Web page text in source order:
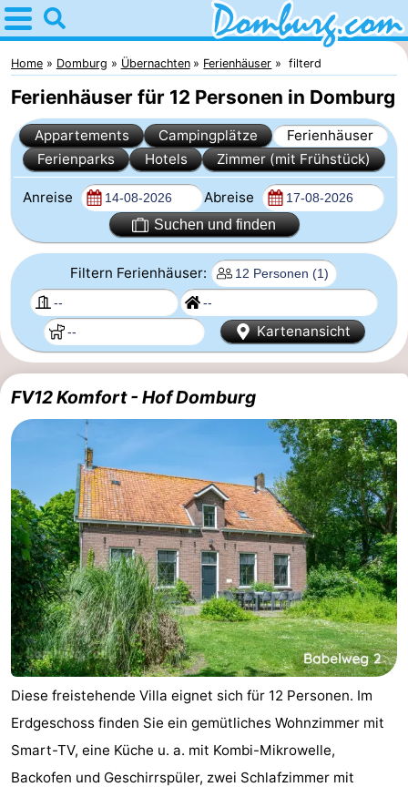
Home
Domburg
Tipps
Für
Webcam
Webcam
Strand
Übernachten
Appartements
-
Park
Loverendale
-
Résidence
Wijngaerde
Campingplätze
Ferienhäuser
-
Buitenhof
Domburg
-
Hof
Domburg
-
Westhove
Hotels
Zimmer
(mit
Lastminutes
Home Domburg Übernachten Ferienhäuser filterd
Ferienhäuser für 12 Personen in Domburg
Appartements Campingplätze
Ferienhäuser
Ferienparks
Hotels Zimmer (mit Frühstück)
Anreise Abreise
Suchen und finden
Filtern Ferienhäuser:
Kartenansicht
FV12 Komfort - Hof Domburg
Diese freistehende Villa eignet sich für 12 Personen. Im
Erdgeschoss finden Sie ein gemütliches Wohnzimmer mit
Smart-TV, eine Küche u. a. mit Kombi-Mikrowelle,
Backofen und Geschirrspüler, zwei Schlafzimmer mit